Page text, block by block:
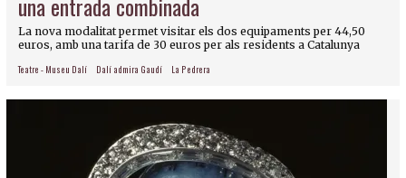
La nova modalitat permet visitar els dos equipaments per 44,50
euros, amb una tarifa de 30 euros per als residents a Catalunya
Teatre - Museu Dalí Dalí admira Gaudí La Pedrera